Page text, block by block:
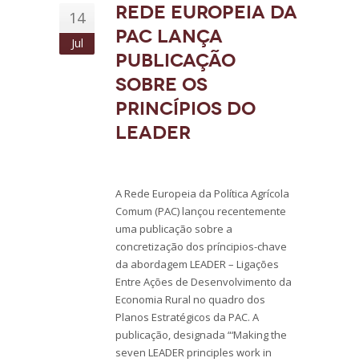
14
Jul
Rede Europeia da
PAC lança
publicação
sobre os
princípios do
LEADER
A Rede Europeia da Política Agrícola
Comum (PAC) lançou recentemente
uma publicação sobre a
concretização dos príncipios-chave
da abordagem LEADER – Ligações
Entre Ações de Desenvolvimento da
Economia Rural no quadro dos
Planos Estratégicos da PAC. A
publicação, designada “‘Making the
seven LEADER principles work in